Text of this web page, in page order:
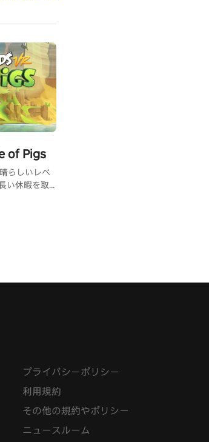
of Pigs
らしいレベ
い休暇を取
プライバシーポリシー
利用規約
その他の規約やポリシー
ニュースルーム